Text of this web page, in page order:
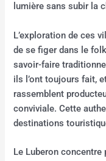
lumière sans subir la
L’exploration de ces
de se figer dans le
savoir-faire
ils l’ont toujours fait,
rassemblent
conviviale. Cette
destinations
Le Luberon